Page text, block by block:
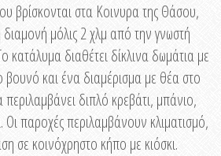
βρίσκονται στα Κοινυρα της Θάσου,
μόλις 2 χλμ από την γνωστή
διαθέτει δίκλινα δωμάτια με
και ένα διαμέρισμα με θέα στο
διπλό κρεβάτι, μπάνιο,
Οι παροχές περιλαμβάνουν κλιματισμό,
σε κοινόχρηστο κήπο με κιόσκι.